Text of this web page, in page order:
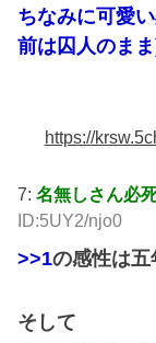
ちなみに可愛
前は囚人のま
https://
7:名無しさん必
ID:5UY2/njo0
>>1の感性は
そして